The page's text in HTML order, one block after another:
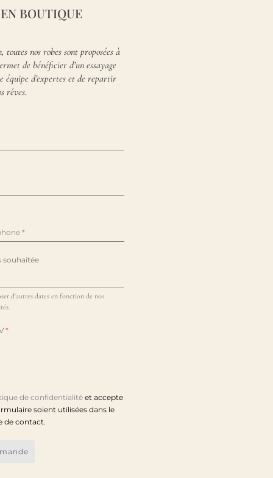
BOUTIQUE
toutes nos robes sont proposées à
de bénéficier d’un essayage
équipe d’expertes et de repartir
rêves.
*
souhaitée
d'autres dates en fonction de nos
*
de confidentialitéet accepte
soient utilisées dans le
de contact.